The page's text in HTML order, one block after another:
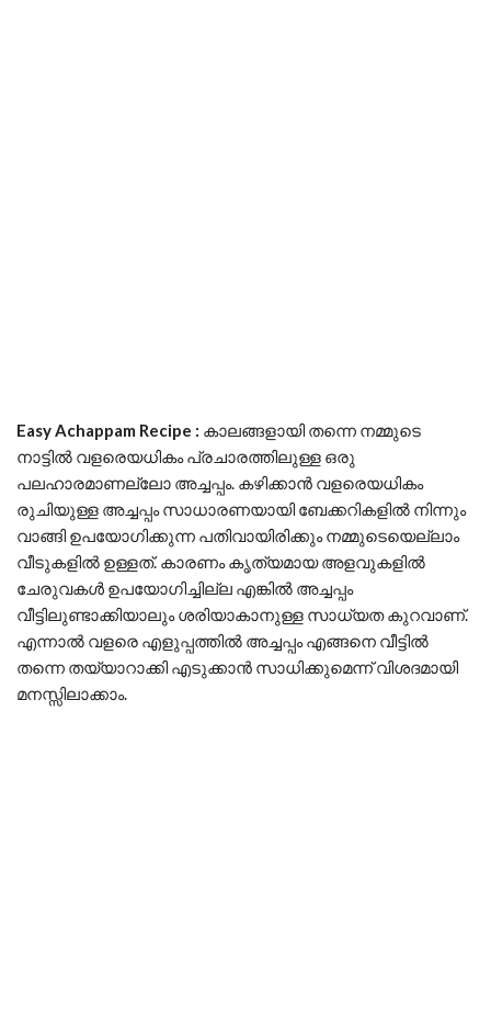
Easy Achappam Recipe : കാലങ്ങളായി തന്നെ നമ്മുടെ
നാട്ടിൽ വളരെയധികം പ്രചാരത്തിലുള്ള ഒരു
പലഹാരമാണല്ലോ അച്ചപ്പം. കഴിക്കാൻ വളരെയധികം
രുചിയുള്ള അച്ചപ്പം സാധാരണയായി ബേക്കറികളിൽ നിന്നും
വാങ്ങി ഉപയോഗിക്കുന്ന പതിവായിരിക്കും നമ്മുടെയെല്ലാം
വീടുകളിൽ ഉള്ളത്. കാരണം കൃത്യമായ അളവുകളിൽ
ചേരുവകൾ ഉപയോഗിച്ചില്ല എങ്കിൽ അച്ചപ്പം
വീട്ടിലുണ്ടാക്കിയാലും ശരിയാകാനുള്ള സാധ്യത കുറവാണ്.
എന്നാൽ വളരെ എളുപ്പത്തിൽ അച്ചപ്പം എങ്ങനെ വീട്ടിൽ
തന്നെ തയ്യാറാക്കി എടുക്കാൻ സാധിക്കുമെന്ന് വിശദമായി
മനസ്സിലാക്കാം.